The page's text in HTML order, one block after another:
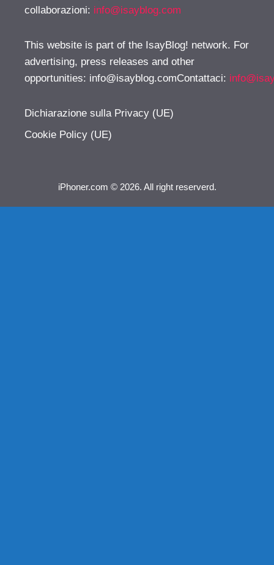
collaborazioni: info@isayblog.com
This website is part of the IsayBlog! network. For
advertising, press releases and other
opportunities: info@isayblog.comContattaci:
Dichiarazione sulla Privacy (UE)
Cookie Policy (UE)
iPhoner.com © 2026. All right reserverd.